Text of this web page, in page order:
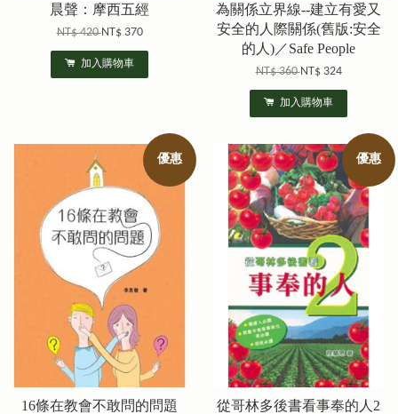
晨聲：摩西五經
NT$ 420NT$ 370
加入購物車
為關係立界線--建立有愛又
安全的人際關係(舊版:安全
的人)／Safe People
NT$ 360NT$ 324
加入購物車
優惠
16條在教會不敢問的問題
優惠
從哥林多後書看事奉的人2